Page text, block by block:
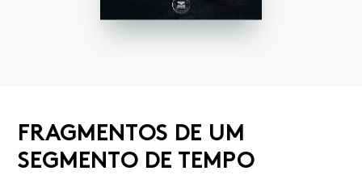
FRAGMENTOS DE UM
SEGMENTO DE TEMPO